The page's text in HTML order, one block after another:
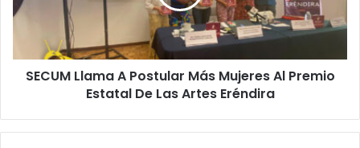
Mujeres
Premio
Estatal
SECUM Llama A Postular Más Mujeres Al Premio
Estatal De Las Artes Eréndira